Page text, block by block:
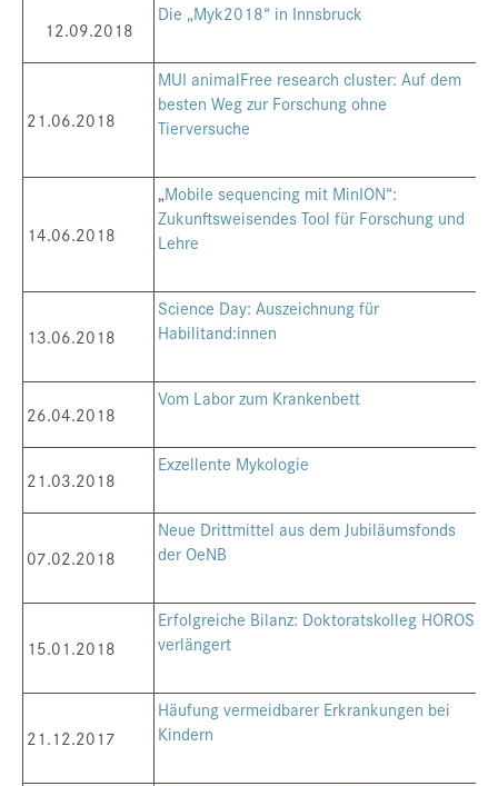
12.09.2018
Die „Myk2018“ in Innsbruck
21.06.2018
MUI animalFree research cluster: Auf dem
besten Weg zur Forschung ohne
Tierversuche
14.06.2018
„Mobile sequencing mit MinION“:
Zukunftsweisendes Tool für Forschung und
Lehre
13.06.2018
Science Day: Auszeichnung für
Habilitand:innen
26.04.2018
Vom Labor zum Krankenbett
21.03.2018
Exzellente Mykologie
07.02.2018
Neue Drittmittel aus dem Jubiläumsfonds
der OeNB
15.01.2018
Erfolgreiche Bilanz: Doktoratskolleg HOROS
verlängert
21.12.2017
Häufung vermeidbarer Erkrankungen bei
Kindern